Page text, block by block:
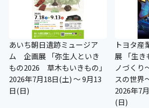
あいち朝日遺跡ミュージア
ム 企画展 「弥生人といき
もの2026 草木もいきもの」
2026年7月18日(土) ～ 9月13
日(日)
トヨタ
展 「生き
ノづくり
スの世界
2026年7
(日)